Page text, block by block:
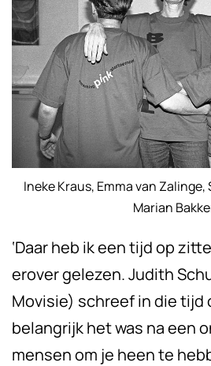
Ineke Kraus, Emma van
Marian
‘Daar heb ik een tijd op
erover gelezen. Judith
Movisie) schreef in die tijd
belangrijk het was na een
mensen om je heen te